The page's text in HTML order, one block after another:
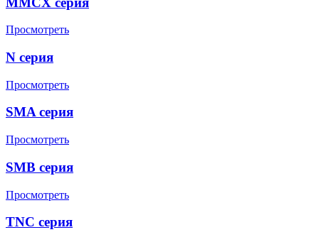
Просмотреть
N серия
Просмотреть
SMA серия
Просмотреть
SMB серия
Просмотреть
TNC серия